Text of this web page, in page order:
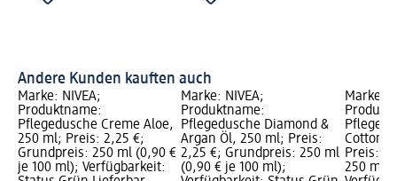
Andere Kunden kauften auch
Marke: NIVEA;
Produktname:
Pflegedusche Creme Aloe,
250 ml; Preis: 2,25 €;
Grundpreis: 250 ml (0,90 €
je 100 ml); Verfügbarkeit:
Marke: NIVEA;
Produktname:
Pflegedusche Diamond &
Argan Öl, 250 ml; Preis:
2,25 €; Grundpreis: 250 ml
(0,90 € je 100 ml);
Marke:
Preis:
250 ml